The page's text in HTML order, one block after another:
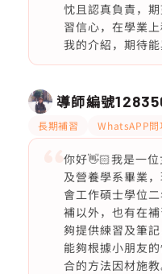
忱且認真負責，
習信心，在學業
我的介紹，期待能
導師編號
長期補習 WhatsAPP問
你好👋🏻我是一
及營養學系畢業
會工作碩士學位
補以外，也有在
夠提供練習及筆
能夠根據小朋友
合的方法因材施